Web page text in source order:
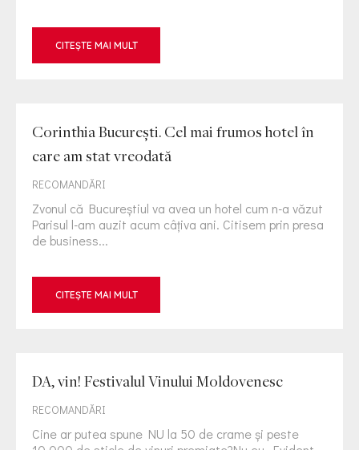
CITEȘTE MAI MULT
Corinthia Bucureşti. Cel mai frumos hotel în
care am stat vreodată
RECOMANDĂRI
Zvonul că Bucureștiul va avea un hotel cum n-a văzut
Parisul l-am auzit acum câțiva ani. Citisem prin presa
de business...
CITEȘTE MAI MULT
DA, vin! Festivalul Vinului Moldovenesc
RECOMANDĂRI
Cine ar putea spune NU la 50 de crame și peste